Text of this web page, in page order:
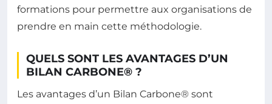
formations pour permettre aux organisations de
prendre en main cette méthodologie.
QUELS SONT LES AVANTAGES D’UN
BILAN CARBONE® ?
Les avantages d’un Bilan Carbone® sont